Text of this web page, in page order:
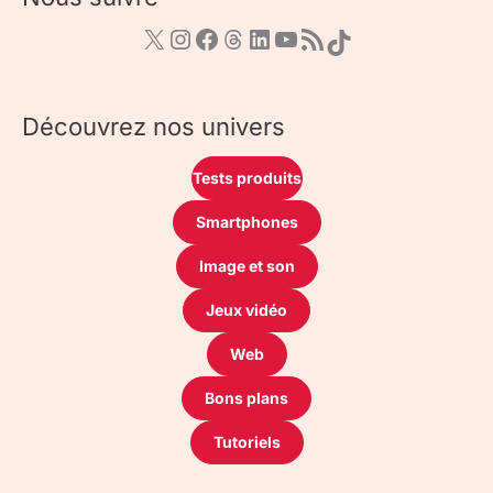
Découvrez nos univers
Tests produits
Smartphones
Image et son
Jeux vidéo
Web
Bons plans
Tutoriels